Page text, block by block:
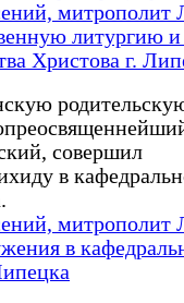
митрополит
литургию
Христова г.
совершил
в
митрополит
в